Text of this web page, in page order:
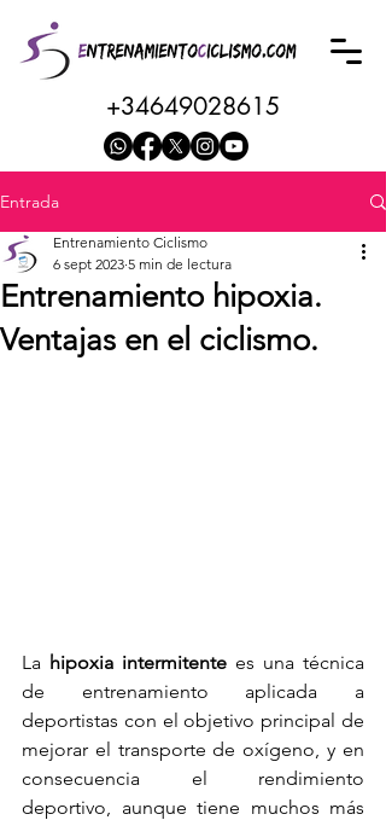
+34649028615
Entrada
Entrenamiento hipoxia.
Ventajas en el ciclismo.
Entrenamiento Ciclismo
6 sept 2023 5 min de lectura
La hipoxia intermitente es una técnica
de entrenamiento aplicada a
deportistas con el objetivo principal de
mejorar el transporte de oxígeno, y en
consecuencia el rendimiento
deportivo, aunque tiene muchos más